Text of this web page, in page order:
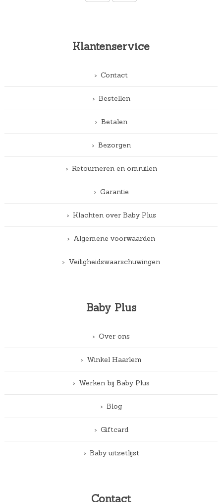
Klantenservice
Contact
Bestellen
Betalen
Bezorgen
Retourneren en omruilen
Garantie
Klachten over Baby Plus
Algemene voorwaarden
Veiligheidswaarschuwingen
Baby Plus
Over ons
Winkel Haarlem
Werken bij Baby Plus
Blog
Giftcard
Baby uitzetlijst
Contact